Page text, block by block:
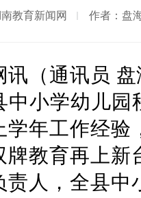
教育新闻网 作者：盘
讯（通讯员
中小学幼儿
学年工作经
牌教育再上
责人，全县